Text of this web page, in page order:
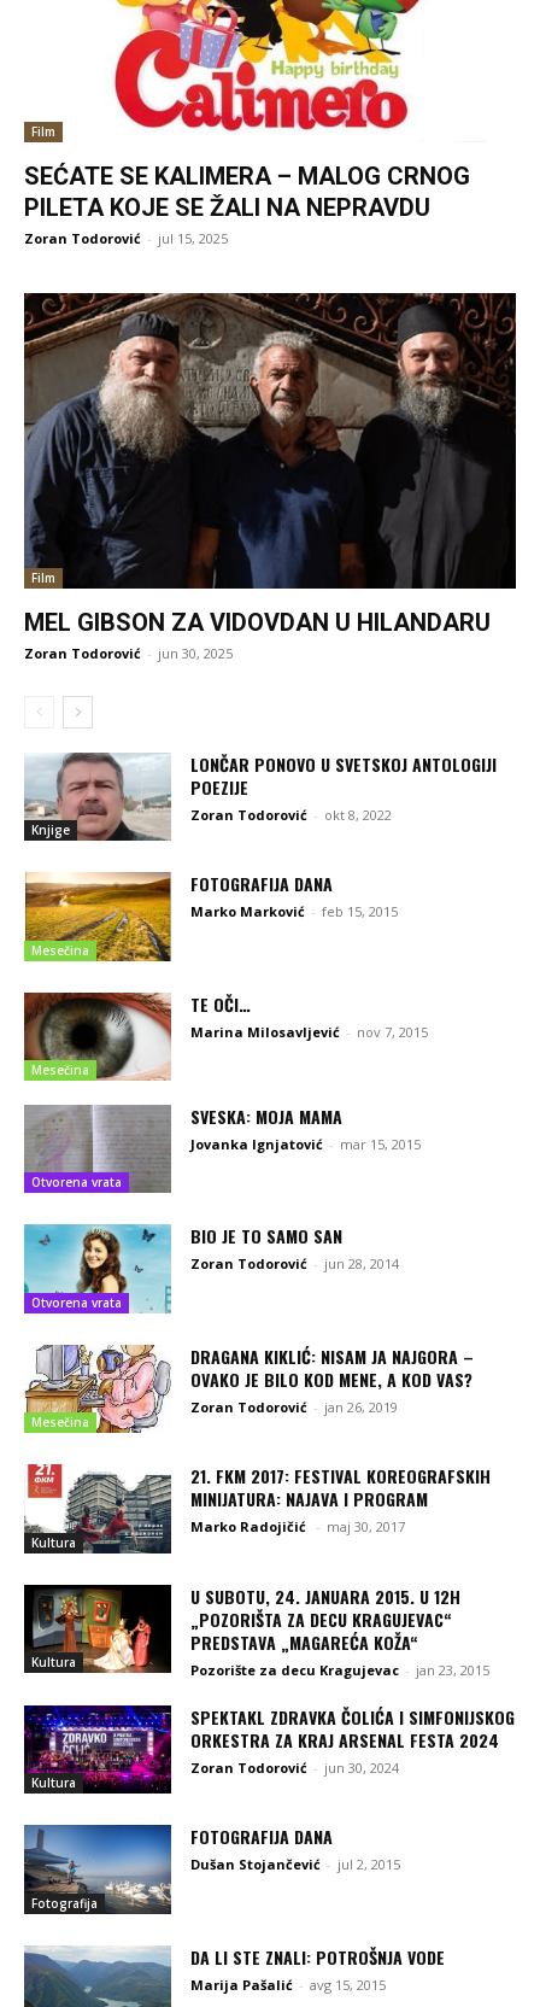
Film
SEĆATE SE KALIMERA – MALOG CRNOG
PILETA KOJE SE ŽALI NA NEPRAVDU
Zoran Todorović - jul 15, 2025
Film
MEL GIBSON ZA VIDOVDAN U HILANDARU
Zoran Todorović - jun 30, 2025
Knjige
LONČAR PONOVO U SVETSKOJ ANTOLOGIJI
POEZIJE
Zoran Todorović - okt 8, 2022
Mesečina
FOTOGRAFIJA DANA
Marko Marković - feb 15, 2015
Mesečina
TE OČI…
Marina Milosavljević - nov 7, 2015
Otvorena vrata
SVESKA: MOJA MAMA
Jovanka Ignjatović - mar 15, 2015
Otvorena vrata
BIO JE TO SAMO SAN
Zoran Todorović - jun 28, 2014
Mesečina
DRAGANA KIKLIĆ: NISAM JA NAJGORA –
OVAKO JE BILO KOD MENE, A KOD VAS?
Zoran Todorović - jan 26, 2019
Kultura
21. FKM 2017: FESTIVAL KOREOGRAFSKIH
MINIJATURA: NAJAVA I PROGRAM
Marko Radojičić - maj 30, 2017
Kultura
U SUBOTU, 24. JANUARA 2015. U 12H
„POZORIŠTA ZA DECU KRAGUJEVAC“
PREDSTAVA „MAGAREĆA KOŽA“
Pozorište za decu Kragujevac - jan 23, 2015
Kultura
SPEKTAKL ZDRAVKA ČOLIĆA I SIMFONIJSKOG
ORKESTRA ZA KRAJ ARSENAL FESTA 2024
Zoran Todorović - jun 30, 2024
Fotografija
FOTOGRAFIJA DANA
Dušan Stojančević - jul 2, 2015
DA LI STE ZNALI: POTROŠNJA VODE
Marija Pašalić - avg 15, 2015